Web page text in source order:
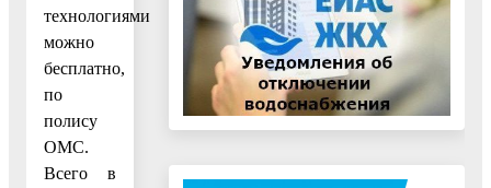
технологиями
можно
бесплатно,
по
полису
ОМС.
Всего в